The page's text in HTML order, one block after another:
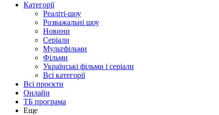
Категорії
Реаліті-шоу
Розважальні шоу
Новини
Серіали
Мультфільми
Фільми
Українські фільми і серіали
Всі категорії
Всі проєкти
Онлайн
ТБ програма
Еще